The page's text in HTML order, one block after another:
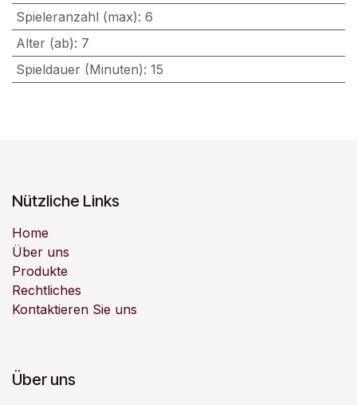
Spieleranzahl (max): 6
Alter (ab): 7
Spieldauer (Minuten): 15
Nützliche Links
Home
Über uns
Produkte
Rechtliches
Kontaktieren Sie uns
Über uns